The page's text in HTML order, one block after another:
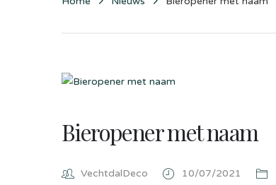
Bieropener met naam
VechtdalDeco 10/07/2021